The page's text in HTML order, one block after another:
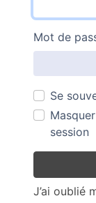
Mot de
Se
session
J’ai oublié